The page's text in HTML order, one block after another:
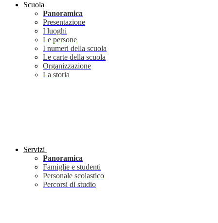
Scuola
Panoramica
Presentazione
I luoghi
Le persone
I numeri della scuola
Le carte della scuola
Organizzazione
La storia
Servizi
Panoramica
Famiglie e studenti
Personale scolastico
Percorsi di studio